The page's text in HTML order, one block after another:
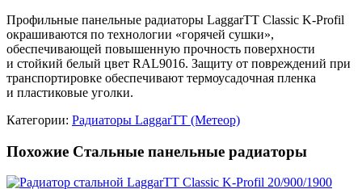
Профильные панельные радиаторы LaggarTT Classic K-Profil
окрашиваются по технологии «горячей сушки»,
обеспечивающей повышенную прочность поверхности
и стойкий белый цвет RAL9016. Защиту от повреждений при
транспортировке обеспечивают термоусадочная пленка
и пластиковые уголки.
Категории: Радиаторы LaggarTT (Метеор)
Похожие Стальные панельные радиаторы